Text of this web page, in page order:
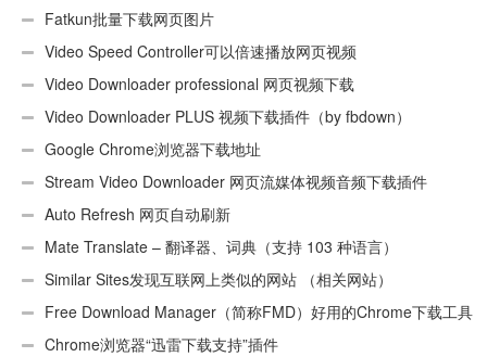
用Android）
Fatkun批量下载网页图片
Video Speed Controller可以倍速播放网页视频
Video Downloader professional 网页视频下载
Video Downloader PLUS 视频下载插件（by fbdown）
Google Chrome浏览器下载地址
Stream Video Downloader 网页流媒体视频音频下载插件
Auto Refresh 网页自动刷新
Mate Translate – 翻译器、词典（支持 103 种语言）
Similar Sites发现互联网上类似的网站 （相关网站）
Free Download Manager（简称FMD）好用的Chrome下载工具
插件Chrome浏览器“迅雷下载支持”插件